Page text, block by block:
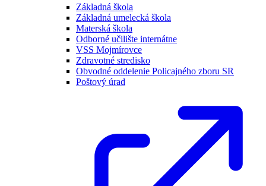
Základná škola
Základná umelecká škola
Materská škola
Odborné učilište internátne
VSS Mojmírovce
Zdravotné stredisko
Obvodné oddelenie Policajného zboru SR
Poštový úrad